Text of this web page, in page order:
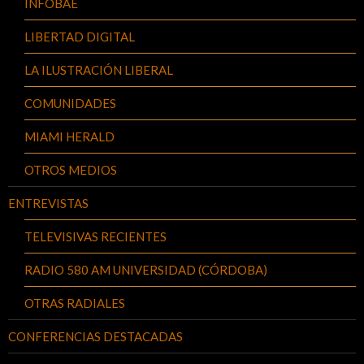
LIBERTAD DIGITAL
LA ILUSTRACIÓN LIBERAL
COMUNIDADES
MIAMI HERALD
OTROS MEDIOS
ENTREVISTAS
TELEVISIVAS RECIENTES
RADIO 580 AM UNIVERSIDAD (CÓRDOBA)
OTRAS RADIALES
CONFERENCIAS DESTACADAS